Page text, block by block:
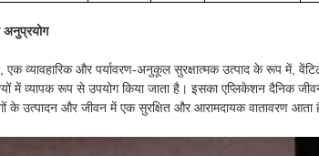
अनुप्रयोग
एक व्यावहारिक और पर्यावरण-अनुकूल सुरक्षात्मक उत्पाद के रूप में,
में व्यापक रूप से उपयोग किया जाता है। इसका एप्लिकेशन दैनिक
के उत्पादन और जीवन में एक सुरक्षित और आरामदायक वातावरण आता